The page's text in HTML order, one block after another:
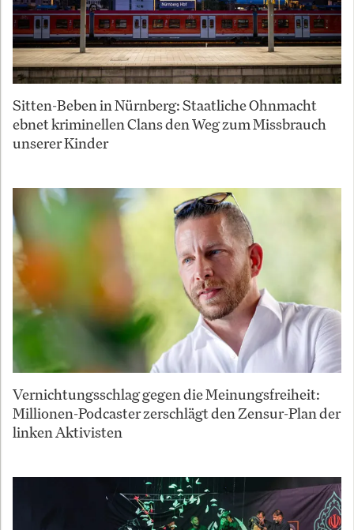
Sitten-Beben in Nürnberg: Staatliche Ohnmacht
ebnet kriminellen Clans den Weg zum Missbrauch
unserer Kinder
Vernichtungsschlag gegen die Meinungsfreiheit:
Millionen-Podcaster zerschlägt den Zensur-Plan der
linken Aktivisten